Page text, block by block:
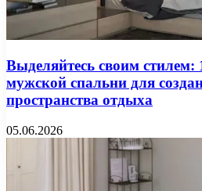
Выделяйтесь своим стилем:
мужской спальни для
пространства отдыха
05.06.2026